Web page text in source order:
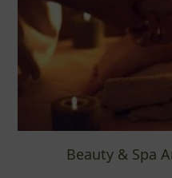
Beauty & Spa